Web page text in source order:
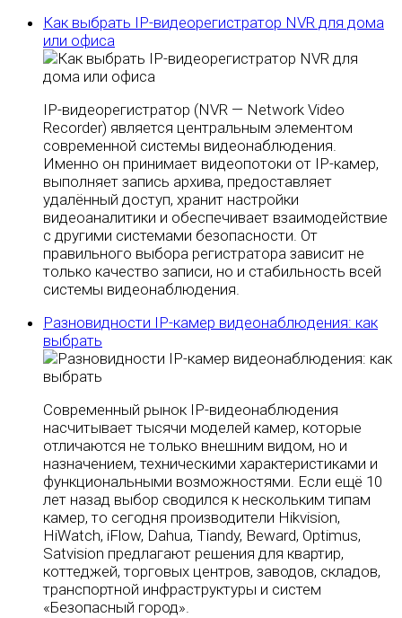
Как выбрать IP-видеорегистратор NVR для дома
или офиса
IP-видеорегистратор (NVR — Network Video
Recorder) является центральным элементом
современной системы видеонаблюдения.
Именно он принимает видеопотоки от IP-камер,
выполняет запись архива, предоставляет
удалённый доступ, хранит настройки
видеоаналитики и обеспечивает взаимодействие
с другими системами безопасности. От
правильного выбора регистратора зависит не
только качество записи, но и стабильность всей
системы видеонаблюдения.
Разновидности IP-камер видеонаблюдения: как
выбрать
Современный рынок IP-видеонаблюдения
насчитывает тысячи моделей камер, которые
отличаются не только внешним видом, но и
назначением, техническими характеристиками и
функциональными возможностями. Если ещё 10
лет назад выбор сводился к нескольким типам
камер, то сегодня производители Hikvision,
HiWatch, iFlow, Dahua, Tiandy, Beward, Optimus,
Satvision предлагают решения для квартир,
коттеджей, торговых центров, заводов, складов,
транспортной инфраструктуры и систем
«Безопасный город».